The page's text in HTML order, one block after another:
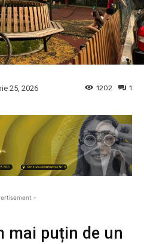
25, 2026 1
1202
-
mai puțin de un